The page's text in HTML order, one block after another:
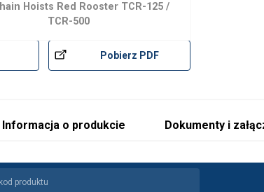
Hoists Red Rooster TCR-125 /
TCR-500
Pobierz PDF
Informacja o produkcie Dokumenty i